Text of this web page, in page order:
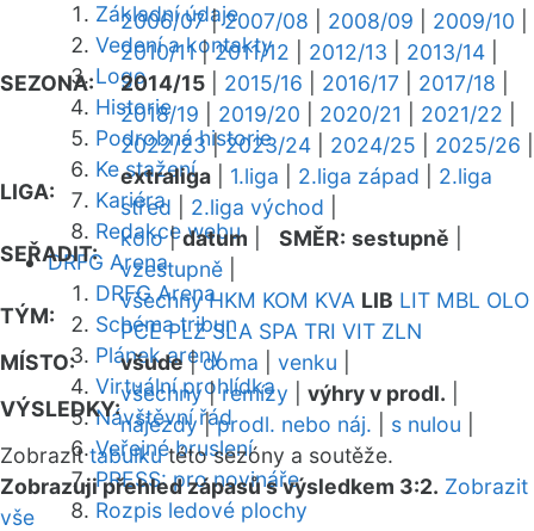
Základní údaje
Vedení a kontakty
Logo
Historie
Podrobná historie
Ke stažení
Kariéra
Redakce webu
DRFG Arena
DRFG Arena
Schéma tribun
Plánek areny
Virtuální prohlídka
Návštěvní řád
Veřejné bruslení
PRESS: pro novináře
Rozpis ledové plochy
SEZONA:
2006/07|2007/08 2008/09 2009/10
2010/11|2011/12 2012/13 2013/14
2014/15
2015/16 2016/17 2017/18
2018/19
2019/20 2020/21 2021/22
2022/23|2023/24 2024/25 2025/26
LIGA:
extraliga 1.liga 2.liga západ
2.liga
střed
2.liga východ
SEŘADIT:
kolo|datum SMĚR: sestupně
vzestupně
TÝM:
všechny HKM KOM KVA LIB LIT MBL OLO
PCE PLZ SLA SPA TRI VIT ZLN
MÍSTO:
všude|doma venku
VÝSLEDKY:
všechny|remízy výhry v prodl.
nájezdy|prodl. nebo náj. s nulou
Zobrazittabulkutéto sezóny a soutěže.
Zobrazuji přehled zápasů s výsledkem 3:2. Zobrazit
vše